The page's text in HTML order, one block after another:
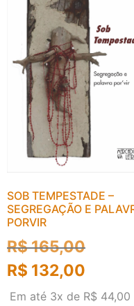
SOB TEMPESTADE –
SEGREGAÇÃO E
PORVIR
R$165,00
R$ 132,00
Em até 3x de R$ 44,00